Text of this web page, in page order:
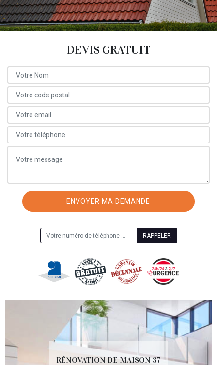
DEVIS GRATUIT
RÉNOVATION DE MAISON 37